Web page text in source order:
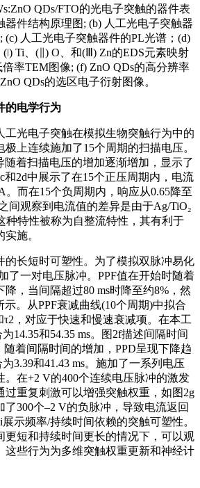
QDs/FTO的光电子突触的器件表
器件结构原理图; (b) 人工光电子突触器
(c) 人工光电子突触器件的PL光谱；(d)
Ti、(∥) O、和(Ⅲ) Zn的EDS元素映射
倍率TEM图像; (f) ZnO QDs的高分辨率
QDs的选区电子衍射图像。
的电学行为
工光电子突触在模拟生物突触行为中的
上连续施加了15个周期的扫描电压。
随着扫描电压的增加逐渐增加，显示了
和2d中展示了在15个正压周期内，电流
。而在15个负周期内，响应从0.65降至
间观察到电流值的差异是由于Ag/TiO₂
种特性被称为自整流特性，其有利于
施。
的长短时可塑性。为了模拟双脉冲易化
了一对电压脉冲。PPF值在开始时随着
，当间隔超过80 ms时降至约8%，然
示。从PPF衰减曲线(10个周期)中拟合
τ2，对应于快速和慢速衰减项。在本工
14.35和54.35 ms。图2f描述间隔时间
随着间隔时间的增加，PPD呈现下降趋
3.39和41.43 ms。施加了一系列电压
。在+2 V的400个连续电压脉冲的激发
过重复刺激可以增强突触权重，如图2g
了300个–2 V的负脉冲，导致电流返回
示频率/持续时间依赖的突触可塑性。
更短和持续时间更长的情况下，可以观
这些行为为多维突触权重更新和神经计